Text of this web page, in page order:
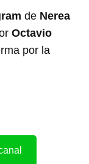
de Nerea
Octavio
por la